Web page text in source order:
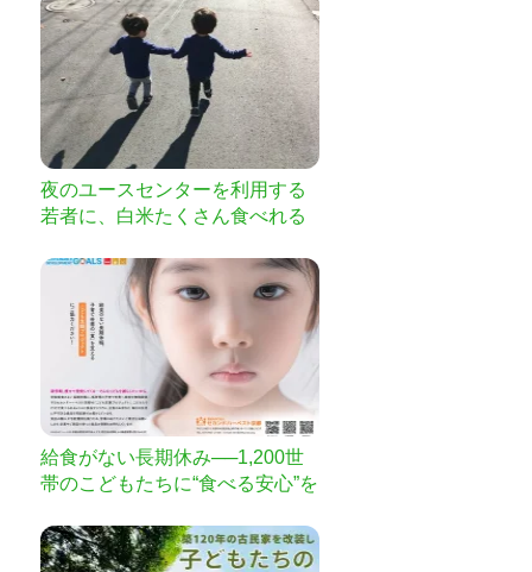
夜のユースセンターを利用する
若者に、白米たくさん食べれる
給食がない長期休み──1,200世
帯のこどもたちに“食べる安心”を